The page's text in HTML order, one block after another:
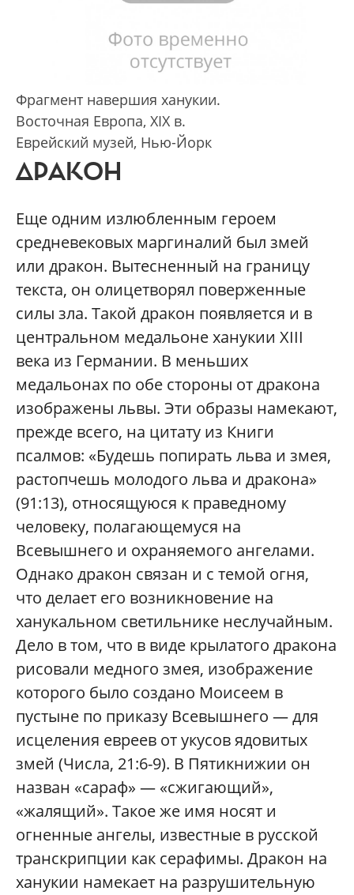
Фрагмент навершия ханукии.
Восточная Европа, XIX в.
Еврейский музей, Нью-Йорк
ДРАКОН
Еще одним излюбленным героем
средневековых маргиналий был змей
или дракон. Вытесненный на границу
текста, он олицетворял поверженные
силы зла. Такой дракон появляется и в
центральном медальоне ханукии XIII
века из Германии. В меньших
медальонах по обе стороны от дракона
изображены львы. Эти образы намекают,
прежде всего, на цитату из Книги
псалмов: «Будешь попирать льва и змея,
растопчешь молодого льва и дракона»
(91:13), относящуюся к праведному
человеку, полагающемуся на
Всевышнего и охраняемого ангелами.
Однако дракон связан и с темой огня,
что делает его возникновение на
ханукальном светильнике неслучайным.
Дело в том, что в виде крылатого дракона
рисовали медного змея, изображение
которого было создано Моисеем в
пустыне по приказу Всевышнего — для
исцеления евреев от укусов ядовитых
змей (Числа, 21:6-9). В Пятикнижии он
назван «сараф» — «сжигающий»,
«жалящий». Такое же имя носят и
огненные ангелы, известные в русской
транскрипции как серафимы. Дракон на
ханукии намекает на разрушительную